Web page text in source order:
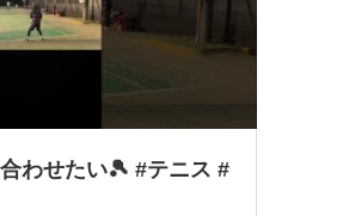
わせたい🎾 #テニス #